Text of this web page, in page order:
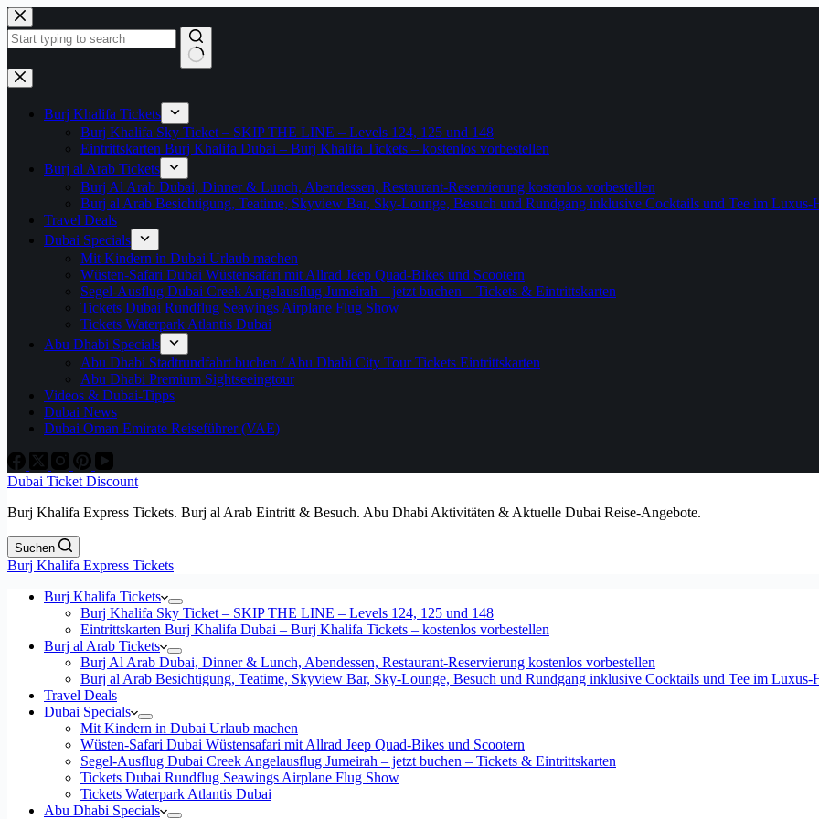
Zum
Inhalt
springen
Keine
Ergebnisse
Burj Khalifa Tickets
Burj Khalifa Sky Ticket – SKIP THE LINE – Levels 124, 125 und 148
Eintrittskarten Burj Khalifa Dubai – Burj Khalifa Tickets – kostenlos vorbestellen
Burj al Arab Tickets
Burj Al Arab Dubai, Dinner & Lunch, Abendessen, Restaurant-Reservierung kostenlos vorbestellen
Burj al Arab Besichtigung, Teatime, Skyview Bar, Sky-Lounge, Besuch und Rundgang inklusive Cocktails und Tee im Luxus-
Travel Deals
Dubai Specials
Mit Kindern in Dubai Urlaub machen
Wüsten-Safari Dubai Wüstensafari mit Allrad Jeep Quad-Bikes und Scootern
Segel-Ausflug Dubai Creek Angelausflug Jumeirah – jetzt buchen – Tickets & Eintrittskarten
Tickets Dubai Rundflug Seawings Airplane Flug Show
Tickets Waterpark Atlantis Dubai
Abu Dhabi Specials
Abu Dhabi Stadtrundfahrt buchen / Abu Dhabi City Tour Tickets Eintrittskarten
Abu Dhabi Premium Sightseeingtour
Videos & Dubai-Tipps
Dubai News
Dubai Oman Emirate Reiseführer (VAE)
Dubai Ticket Discount
Burj Khalifa Express Tickets. Burj al Arab Eintritt & Besuch. Abu Dhabi Aktivitäten & Aktuelle Dubai Reise-Angebote.
Suchen
Burj Khalifa Express Tickets
Burj Khalifa Tickets
Burj Khalifa Sky Ticket – SKIP THE LINE – Levels 124, 125 und 148
Eintrittskarten Burj Khalifa Dubai – Burj Khalifa Tickets – kostenlos vorbestellen
Burj al Arab Tickets
Burj Al Arab Dubai, Dinner & Lunch, Abendessen, Restaurant-Reservierung kostenlos vorbestellen
Burj al Arab Besichtigung, Teatime, Skyview Bar, Sky-Lounge, Besuch und Rundgang inklusive Cocktails und Tee im Luxus-
Travel Deals
Dubai Specials
Mit Kindern in Dubai Urlaub machen
Wüsten-Safari Dubai Wüstensafari mit Allrad Jeep Quad-Bikes und Scootern
Segel-Ausflug Dubai Creek Angelausflug Jumeirah – jetzt buchen – Tickets & Eintrittskarten
Tickets Dubai Rundflug Seawings Airplane Flug Show
Tickets Waterpark Atlantis Dubai
Abu Dhabi Specials